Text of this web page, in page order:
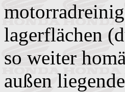
lagerflächen
so weiter
außen